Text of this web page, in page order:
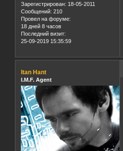
Зарегистрирован: 18-05-2011
Сообщений: 210
Провел на форуме:
18 дней 8 часов
Последний визит:
25-09-2019 15:35:59
Itan Hant
I.M.F. Agent